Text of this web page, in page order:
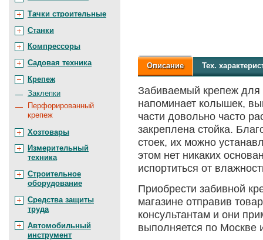
Описание Тех.
Забиваемый крепеж для
напоминает колышек,
части довольно часто
закреплена стойка.
стоек, их можно
этом нет никаких
испортиться от
Приобрести забивной
магазине отправив
консультантам и они
выполняется по Москве
Тачки строительные
Станки
Компрессоры
Садовая техника
Крепеж
Заклепки
Перфорированный
крепеж
Хозтовары
Измерительный
техника
Строительное
оборудование
Средства защиты
труда
Автомобильный
инструмент